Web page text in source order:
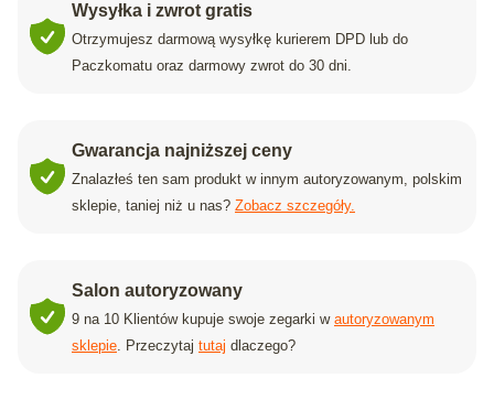
Wysyłka i zwrot gratis
Otrzymujesz darmową wysyłkę kurierem DPD lub do
Paczkomatu oraz darmowy zwrot do 30 dni.
Gwarancja najniższej ceny
Znalazłeś ten sam produkt w innym autoryzowanym, polskim
sklepie, taniej niż u nas? Zobacz szczegóły.
Salon autoryzowany
9 na 10 Klientów kupuje swoje zegarki w autoryzowanym
sklepie. Przeczytaj tutaj dlaczego?